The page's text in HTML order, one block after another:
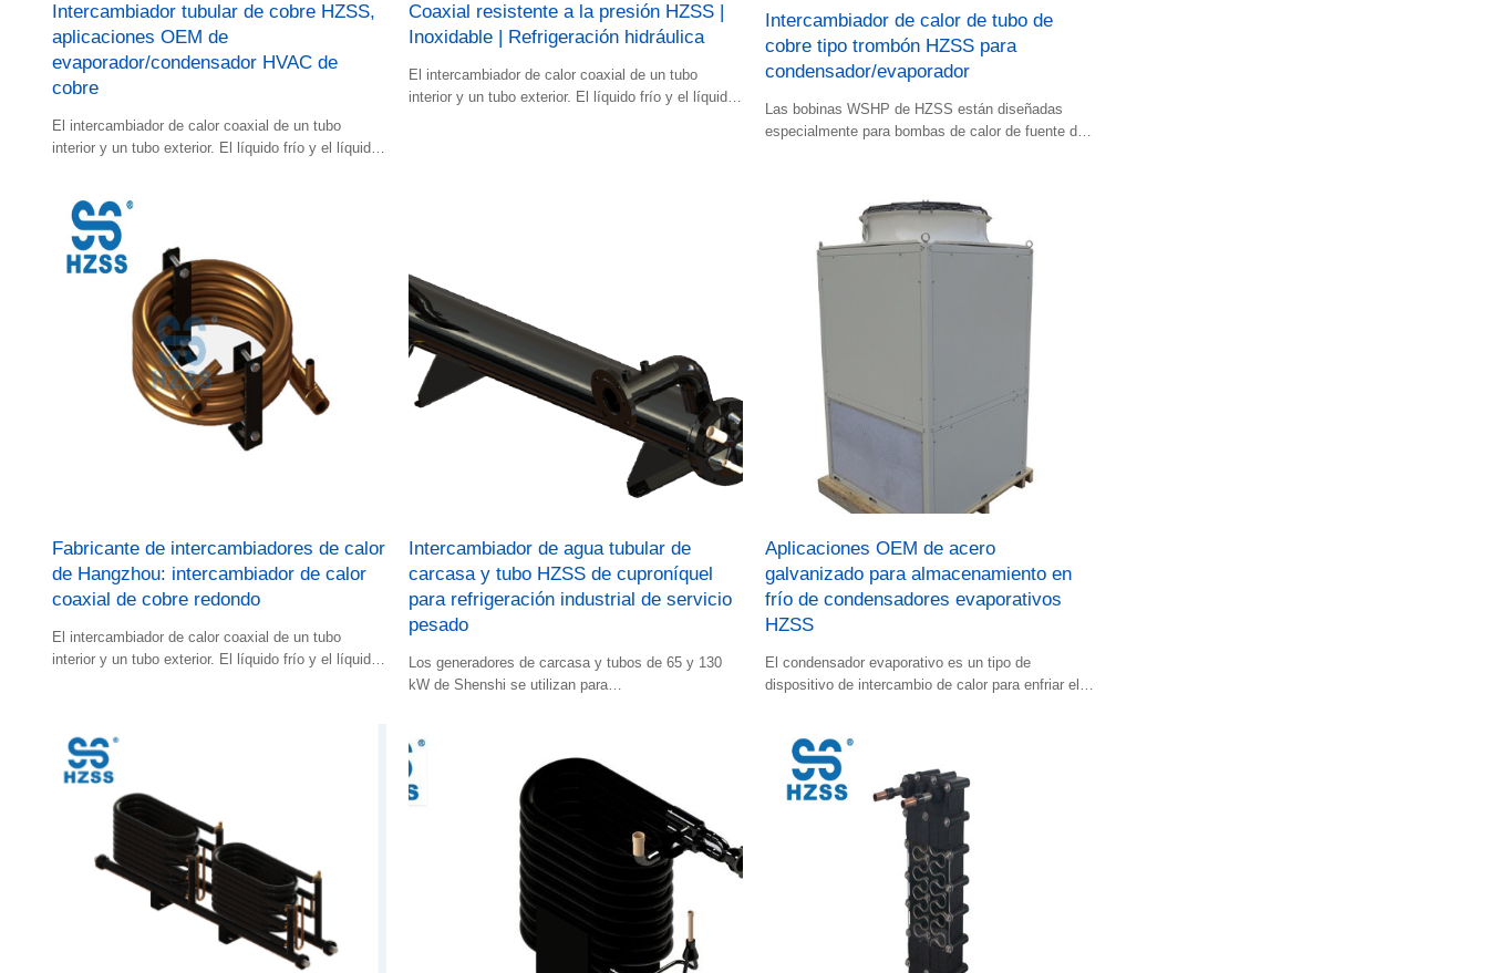
Intercambiador tubular de cobre HZSS,
aplicaciones OEM de
evaporador/condensador HVAC de
cobre
El intercambiador de calor coaxial de un tubo
interior y un tubo exterior. El líquido frío y el líquido
Coaxial resistente a la presión HZSS |
Inoxidable | Refrigeración hidráulica
El intercambiador de calor coaxial de un tubo
interior y un tubo exterior. El líquido frío y el líquido
Intercambiador de calor de tubo de
cobre tipo trombón HZSS para
condensador/evaporador
Las bobinas WSHP de HZSS están diseñadas
especialmente para bombas de calor de fuente de
Fabricante de intercambiadores de calor
de Hangzhou: intercambiador de calor
coaxial de cobre redondo
El intercambiador de calor coaxial de un tubo
interior y un tubo exterior. El líquido frío y el líquido
Intercambiador de agua tubular de
carcasa y tubo HZSS de cuproníquel
para refrigeración industrial de servicio
pesado
Los generadores de carcasa y tubos de 65 y 130
kW de Shenshi se utilizan para
unidades.
Aplicaciones OEM de acero
galvanizado para almacenamiento en
frío de condensadores evaporativos
HZSS
El condensador evaporativo es un tipo de
dispositivo de intercambio de calor para enfriar el